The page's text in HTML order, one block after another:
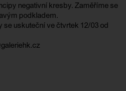
negativní kresby. Zaměříme se
podkladem.
se uskuteční ve čtvrtek 12/03 od